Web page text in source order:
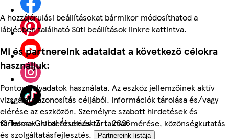
A hozzájárulási beállításokat bármikor módosíthatod a
láblécben található Süti beállítások linkre kattintva.
Mi és partnereink adataidat a következő célokra
használjuk:
Pontos helyadatok használata. Az eszköz jellemzőinek aktív
vizsgálata azonosítás céljából. Információk tárolása és/vagy
elérése az eszközön. Személyre szabott hirdetések és
tartalmak, hirdetések és tartalmak mérése, közönségkutatás
és szolgáltatásfejlesztés.
Partnereink listája
©Tesco-Global Áruházak Zrt. 2026